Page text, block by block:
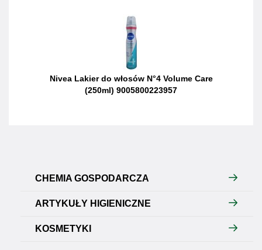
Nivea Lakier do włosów N°4 Volume Care
(250ml) 9005800223957
CHEMIA GOSPODARCZA
ARTYKUŁY HIGIENICZNE
KOSMETYKI